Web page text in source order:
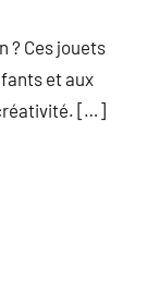
? Ces jouets
et aux
[…]